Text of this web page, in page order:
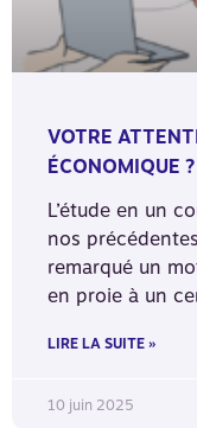
VOTRE
ÉCONOMIQUE ?
L’étude en un
nos
remarqué un
en proie à un
LIRE LA SUITE »
10 juin 2025